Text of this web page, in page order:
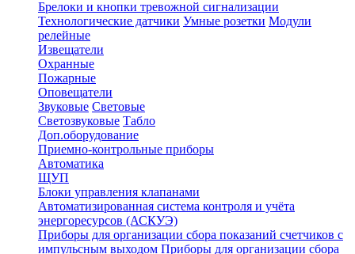
Брелоки и кнопки тревожной сигнализации
Технологические датчики Умные розетки Модули
релейные
Извещатели
Охранные
Пожарные
Оповещатели
Звуковые Световые
Светозвуковые Табло
Доп.оборудование
Приемно-контрольные приборы
Автоматика
ЩУП
Блоки управления клапанами
Автоматизированная система контроля и учёта
энергоресурсов (АСКУЭ)
Приборы для организации сбора показаний счетчиков с
импульсным выходом Приборы для организации сбора